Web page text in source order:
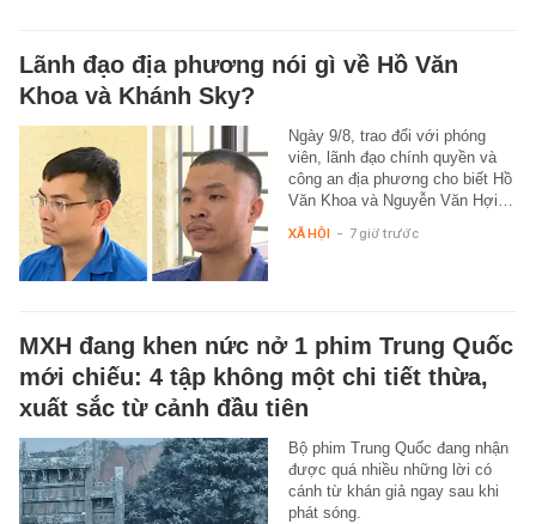
Lãnh đạo địa phương nói gì về Hồ Văn
Khoa và Khánh Sky?
Ngày 9/8, trao đổi với phóng
viên, lãnh đạo chính quyền và
công an địa phương cho biết Hồ
Văn Khoa và Nguyễn Văn Hợi…
XÃ HỘI - 7 giờ trước
MXH đang khen nức nở 1 phim Trung Quốc
mới chiếu: 4 tập không một chi tiết thừa,
xuất sắc từ cảnh đầu tiên
Bộ phim Trung Quốc đang nhận
được quá nhiều những lời có
cánh từ khán giả ngay sau khi
phát sóng.